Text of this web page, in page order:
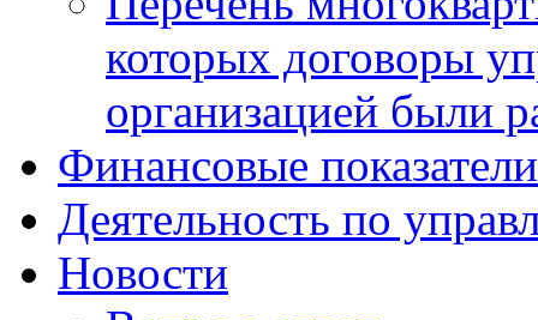
которых договоры
организацией были
Финансовые показатели
Деятельность по
Новости